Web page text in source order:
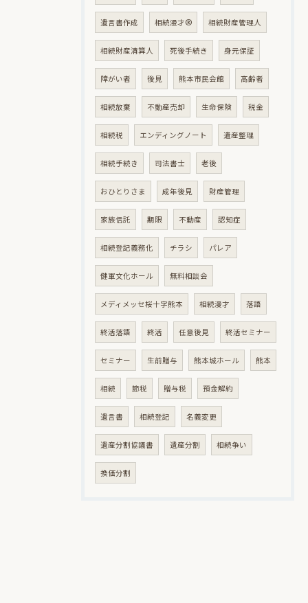
遺言書作成 相続漫才® 相続財産管理人
相続財産清算人 死後手続き 身元保証
障がい者 後見 熊本市民会館 高齢者
相続放棄 不動産売却 生命保険 税金
相続税 エンディングノート 遺産整理
相続手続き 司法書士 老後
おひとりさま 成年後見 財産管理
家族信託 期限 不動産 認知症
相続登記義務化 チラシ パレア
健軍文化ホール 無料相談会
メディメッセ桜十字熊本 相続漫才 落語
終活落語 終活 任意後見 終活セミナー
セミナー 生前贈与 熊本城ホール 熊本
相続 節税 贈与税 預金解約
遺言書 相続登記 名義変更
遺産分割協議書 遺産分割 相続争い
換価分割